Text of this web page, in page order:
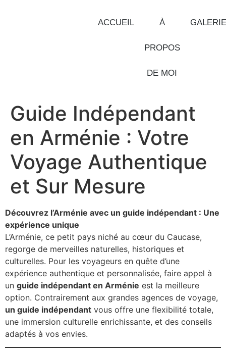
ACCUEIL À
PROPOS
DE MOI
GALERIE
Guide Indépendant
en Arménie : Votre
Voyage Authentique
et Sur Mesure
Découvrez l’Arménie avec un guide indépendant : Une
expérience unique
L’Arménie, ce petit pays niché au cœur du Caucase,
regorge de merveilles naturelles, historiques et
culturelles. Pour les voyageurs en quête d’une
expérience authentique et personnalisée, faire appel à
un guide indépendant en Arménie est la meilleure
option. Contrairement aux grandes agences de voyage,
un guide indépendant vous offre une flexibilité totale,
une immersion culturelle enrichissante, et des conseils
adaptés à vos envies.